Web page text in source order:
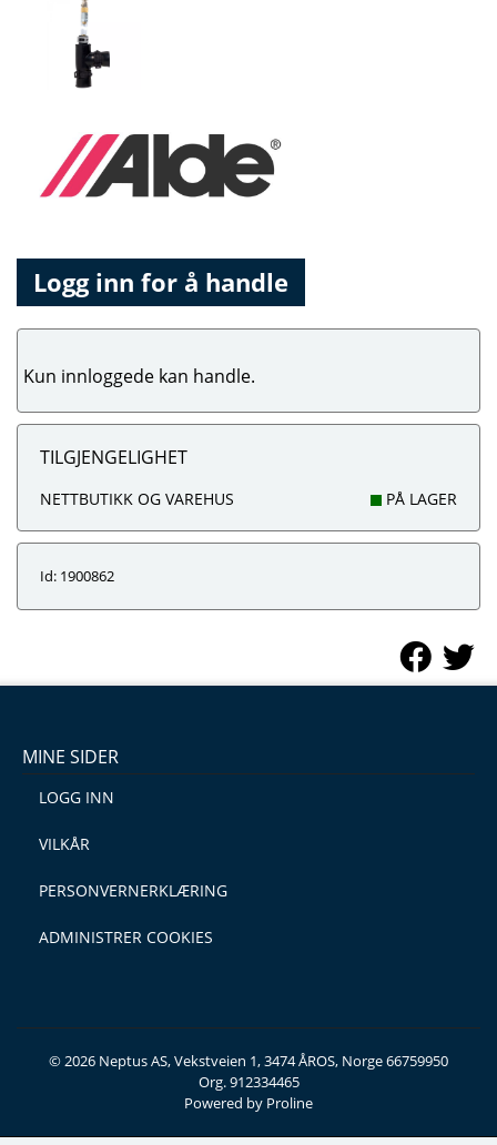
Logg inn for å handle
Kun innloggede kan handle.
TILGJENGELIGHET
NETTBUTIKK OG VAREHUS PÅ LAGER
Id: 1900862
MINE SIDER
LOGG INN
VILKÅR
PERSONVERNERKLÆRING
ADMINISTRER COOKIES
© 2026 Neptus AS, Vekstveien 1, 3474 ÅROS, Norge 66759950
Org. 912334465
Powered by Proline